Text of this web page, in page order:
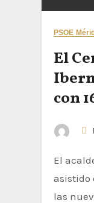
PSOE
El
con
El acalde, Antonio Rodríguez Osuna, ha
asistido
las